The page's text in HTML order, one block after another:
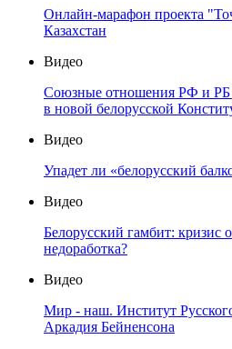
Онлайн-марафон проекта
Казахстан
Видео
Союзные отношения РФ и РБ
в новой белорусской
Видео
Упадет ли «белорусский
Видео
Белорусский гамбит: кризис
недоработка?
Видео
Мир - наш. Институт
Аркадия Бейненсона